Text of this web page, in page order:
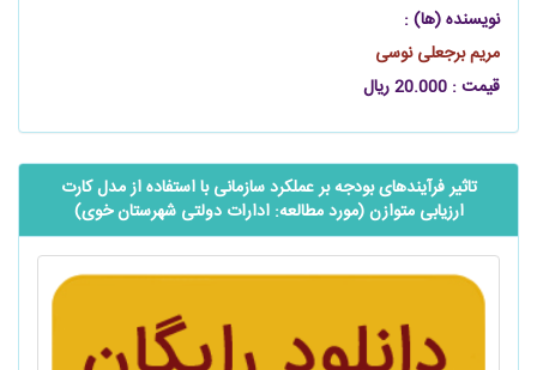
نویسنده (ها) :
مریم برجعلی نوسی
قیمت : 20.000 ریال
تاثیر فرآیندهای بودجه بر عملکرد سازمانی با استفاده از مدل کارت
ارزیابی متوازن (مورد مطالعه: ادارات دولتی شهرستان خوی)